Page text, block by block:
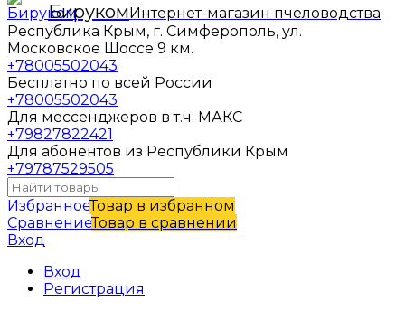
БирукомИнтернет-магазин пчеловодства
Республика Крым, г. Симферополь, ул.
Московское Шоссе 9 км.
+78005502043
Бесплатно по всей России
+78005502043
Для мессенджеров в т.ч. МАКС
+79827822421
Для абонентов из Республики Крым
+79787529505
ИзбранноеТовар в избранном
СравнениеТовар в сравнении
Вход
Вход
Регистрация